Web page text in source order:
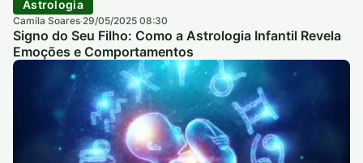
Astrologia
Camila Soares·29/05/2025 08:30
Signo do Seu Filho: Como a Astrologia Infantil Revela
Emoções e Comportamentos